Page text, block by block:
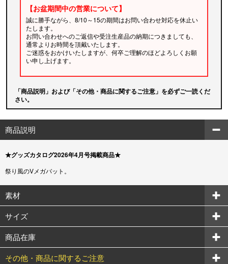
【お盆期間中の営業について】
誠に勝手ながら、8/10～15の期間はお問い合わせ対応を休止い
たします。
お問い合わせへのご返信や受注生産品の納期につきましても、
通常よりお時間を頂戴いたします。
ご迷惑をおかけいたしますが、何卒ご理解のほどよろしくお願
い申し上げます。
「商品説明」および「その他・商品に関するご注意」を必ずご一読くだ
さい。
商品説明
★グッズカタログ2026年4月号掲載商品★
祭り風のVメガバット。
素材
サイズ
商品在庫
その他・商品に関するご注意